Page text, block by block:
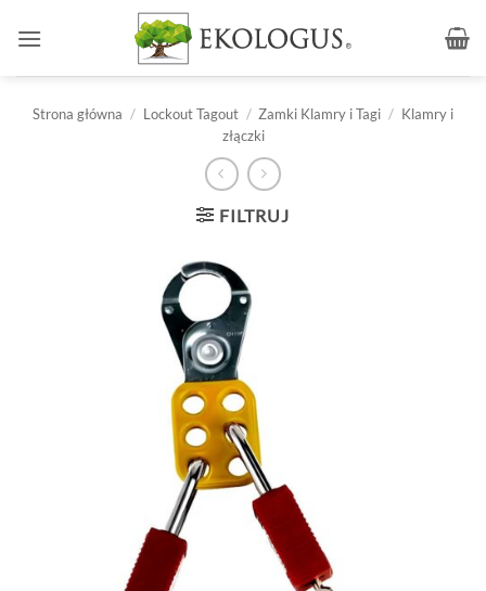
Strona główna / Lockout Tagout / Zamki Klamry i Tagi / Klamry i
złączki
FILTRUJ